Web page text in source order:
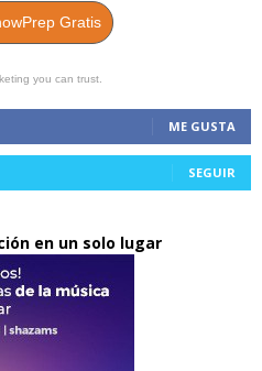
Gratis
you can trust.
ME GUSTA
SEGUIR
en un solo lugar